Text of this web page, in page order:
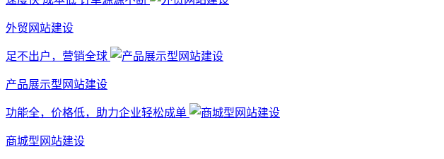
外贸网站建设
足不出户，营销全球
产品展示型网站建设
功能全，价格低，助力企业轻松成单
商城型网站建设